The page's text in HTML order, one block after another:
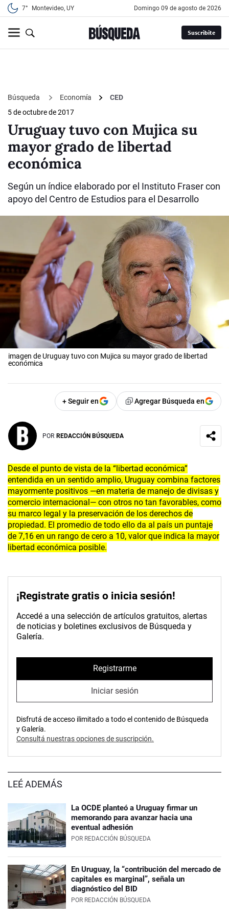
7° Montevideo, UY domingo 09 de agosto de 2026
Suscribite
Búsqueda Economía
CED
5 de octubre de 2017
Uruguay tuvo con Mujica su
mayor grado de libertad
económica
Según un índice elaborado por el Instituto Fraser con
apoyo del Centro de Estudios para el Desarrollo
imagen de Uruguay tuvo con Mujica su mayor grado de libertad
económica
+ Seguir en Agregar Búsqueda en
POR REDACCIÓN BÚSQUEDA
Desde el punto de vista de la “libertad económica”
entendida en un sentido amplio, Uruguay combina factores
mayormente positivos —en materia de manejo de divisas y
comercio internacional— con otros no tan favorables, como
su marco legal y la preservación de los derechos de
propiedad. El promedio de todo ello da al país un puntaje
de 7,16 en un rango de cero a 10, valor que indica la mayor
libertad económica posible.
¡Registrate gratis o inicia sesión!
Accedé a una selección de artículos gratuitos, alertas
de noticias y boletines exclusivos de Búsqueda y
Galería.
Registrarme
Iniciar sesión
Disfrutá de acceso ilimitado a todo el contenido de Búsqueda
y Galería.
Consultá nuestras opciones de suscripción.
LEÉ ADEMÁS
La OCDE planteó a Uruguay firmar un
memorando para avanzar hacia una
eventual adhesión
POR REDACCIÓN BÚSQUEDA
En Uruguay, la “contribución del mercado de
capitales es marginal”, señala un
diagnóstico del BID
POR REDACCIÓN BÚSQUEDA